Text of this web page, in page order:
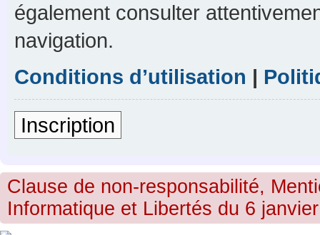
également consulter
navigation.
Conditions d’utilisation |
Inscription
Clause de non-responsabilité,
Informatique et Libertés du 6